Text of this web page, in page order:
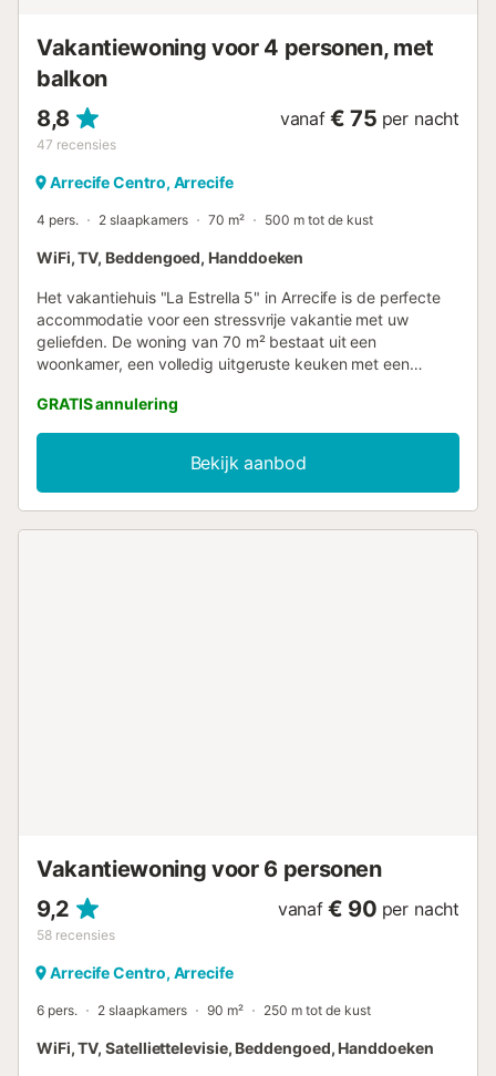
Vakantiewoning voor 4 personen, met
balkon
8,8
47 recensies
vanaf € 75 per nacht
Arrecife Centro, Arrecife
4 pers. 2 slaapkamers 70 m² 500 m tot de kust
WiFi, TV, Beddengoed, Handdoeken
Het vakantiehuis "La Estrella 5" in Arrecife is de perfecte
accommodatie voor een stressvrije vakantie met uw
geliefden. De woning van 70 m² bestaat uit een
woonkamer, een volledig uitgeruste keuken met een
geschikt voor 4 personen. Extra voorzieningen zijn Wi-Fi
(geschikt voor videogesprekken), een tv en een
wasmachine. Een babybedje en een kinderstoel zijn ook
beschikbaar. Het vakantiehuis biedt ook een eigen balkon
waar u 's avonds kunt ontspannen. De accommodatie
GRATIS annulering
Bekijk aanbod
Vakantiewoning voor 6 personen
9,2
58 recensies
vanaf € 90 per nacht
Arrecife Centro, Arrecife
6 pers. 2 slaapkamers 90 m² 250 m tot de kust
WiFi, TV, Satelliettelevisie, Beddengoed, Handdoeken